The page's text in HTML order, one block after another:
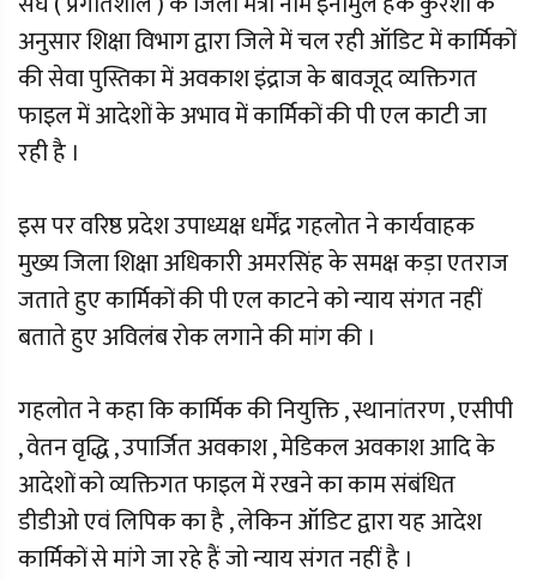
अनुसार शिक्षा विभाग द्वारा जिले में चल रही ऑडिट में कार्मिकों
की सेवा पुस्तिका में अवकाश इंद्राज के बावजूद व्यक्तिगत
फाइल में आदेशों के अभाव में कार्मिकों की पी एल काटी जा
रही है ।
इस पर वरिष्ठ प्रदेश उपाध्यक्ष धर्मेंद्र गहलोत ने कार्यवाहक
मुख्य जिला शिक्षा अधिकारी अमरसिंह के समक्ष कड़ा एतराज
जताते हुए कार्मिकों की पी एल काटने को न्याय संगत नहीं
बताते हुए अविलंब रोक लगाने की मांग की ।
गहलोत ने कहा कि कार्मिक की नियुक्ति , स्थानांतरण , एसीपी
, वेतन वृद्धि , उपार्जित अवकाश , मेडिकल अवकाश आदि के
आदेशों को व्यक्तिगत फाइल में रखने का काम संबंधित
डीडीओ एवं लिपिक का है , लेकिन ऑडिट द्वारा यह आदेश
कार्मिकों से मांगे जा रहे हैं जो न्याय संगत नहीं है ।